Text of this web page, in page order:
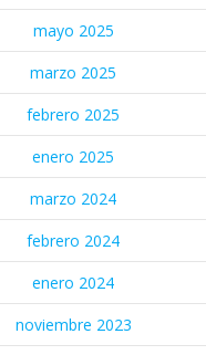
mayo 2025
marzo 2025
febrero 2025
enero 2025
marzo 2024
febrero 2024
enero 2024
noviembre 2023